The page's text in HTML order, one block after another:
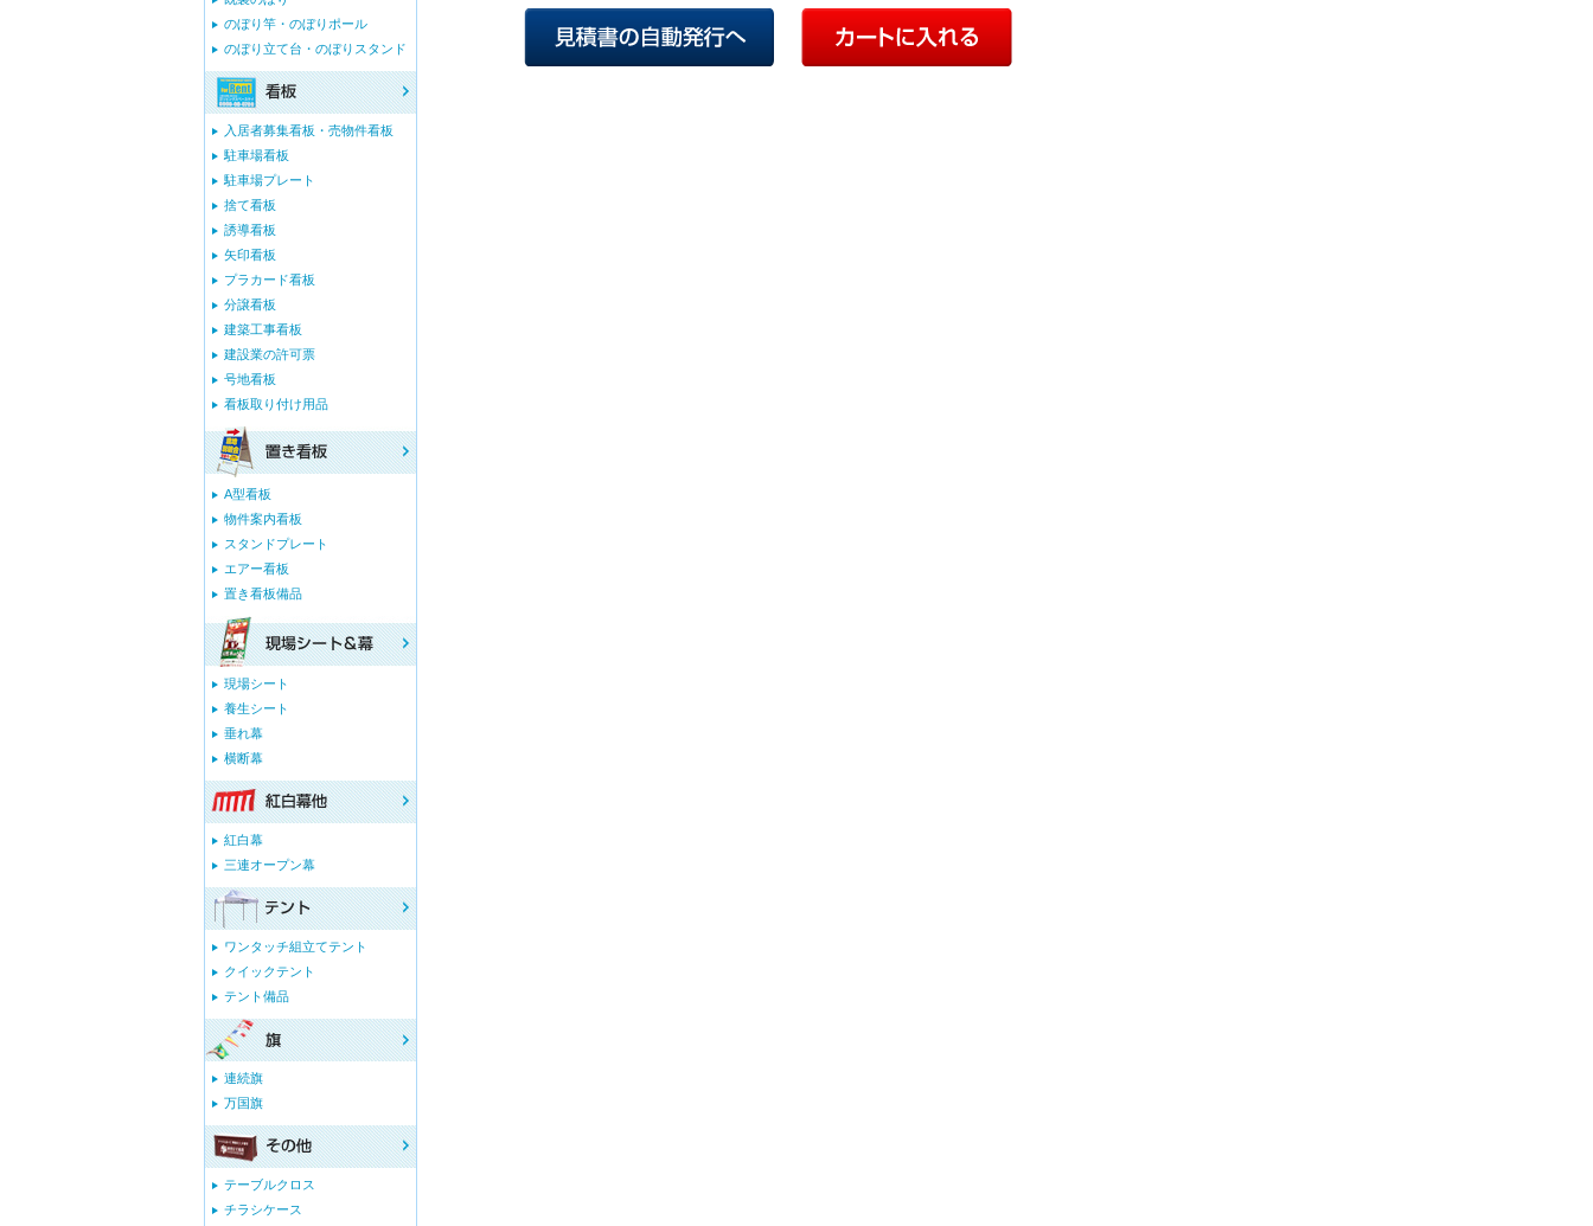
のぼり竿・のぼりポール
のぼり立て台・のぼりスタンド
入居者募集看板・売物件看板
駐車場看板
駐車場プレート
捨て看板
誘導看板
矢印看板
プラカード看板
分譲看板
建築工事看板
建設業の許可票
号地看板
看板取り付け用品
A型看板
物件案内看板
スタンドプレート
エアー看板
置き看板備品
現場シート
養生シート
垂れ幕
横断幕
紅白幕
三連オープン幕
ワンタッチ組立てテント
クイックテント
テント備品
連続旗
万国旗
テーブルクロス
チラシケース